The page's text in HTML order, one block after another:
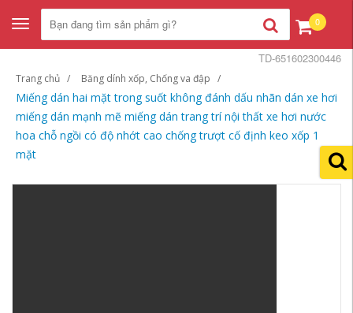
Toggle
navigation
0
Trang chủ Băng dính xốp, Chống va đập
Miếng dán hai mặt trong suốt không đánh dấu nhãn dán xe hơi
miếng dán mạnh mẽ miếng dán trang trí nội thất xe hơi nước
hoa chỗ ngồi có độ nhớt cao chống trượt cố định keo xốp 1
mặt
TD-651602300446